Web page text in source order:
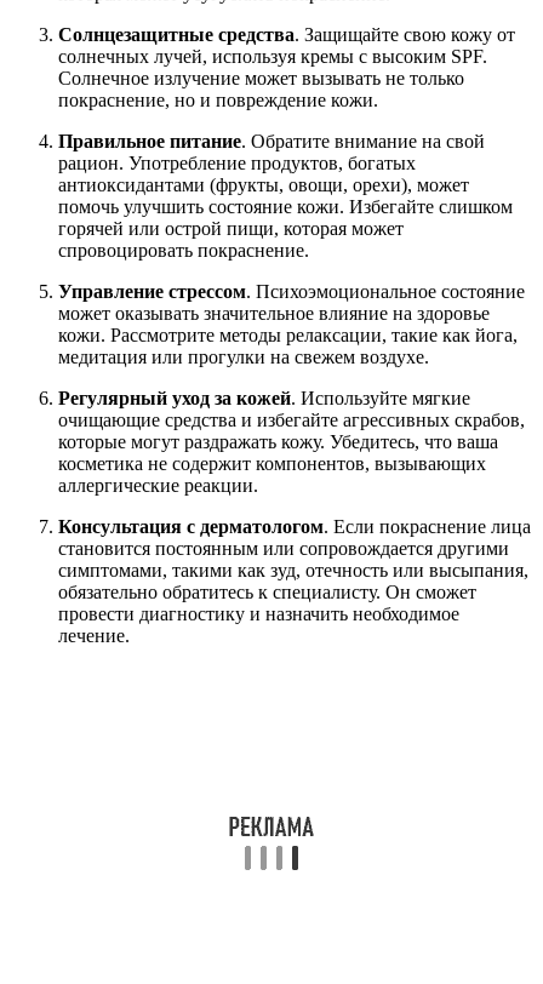
Солнцезащитные средства. Защищайте свою кожу от
солнечных лучей, используя кремы с высоким SPF.
Солнечное излучение может вызывать не только
покраснение, но и повреждение кожи.
Правильное питание. Обратите внимание на свой
рацион. Употребление продуктов, богатых
антиоксидантами (фрукты, овощи, орехи), может
помочь улучшить состояние кожи. Избегайте слишком
горячей или острой пищи, которая может
спровоцировать покраснение.
Управление стрессом. Психоэмоциональное состояние
может оказывать значительное влияние на здоровье
кожи. Рассмотрите методы релаксации, такие как йога,
медитация или прогулки на свежем воздухе.
Регулярный уход за кожей. Используйте мягкие
очищающие средства и избегайте агрессивных скрабов,
которые могут раздражать кожу. Убедитесь, что ваша
косметика не содержит компонентов, вызывающих
аллергические реакции.
Консультация с дерматологом. Если покраснение лица
становится постоянным или сопровождается другими
симптомами, такими как зуд, отечность или высыпания,
обязательно обратитесь к специалисту. Он сможет
провести диагностику и назначить необходимое
лечение.